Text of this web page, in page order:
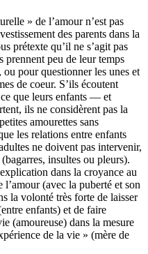
» de l’amour n’est pas
des parents dans la
prétexte qu’il ne s’agit pas
prennent peu de leur temps
pour questionner les unes et
de coeur. S’ils écoutent
que leurs enfants — et
ils ne considèrent pas la
amourettes sans
les relations entre enfants
ne doivent pas intervenir,
insultes ou pleurs).
dans la croyance au
(avec la puberté et son
la volonté très forte de laisser
enfants) et de faire
(amoureuse) dans la mesure
de la vie » (mère de